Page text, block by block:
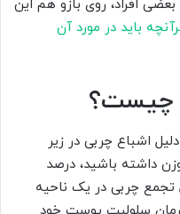
افراد، روی بازو هم این
باید در مورد آن
چیست؟
اشباع چربی در زیر
داشته باشید، درصد
چربی در یک ناحیه